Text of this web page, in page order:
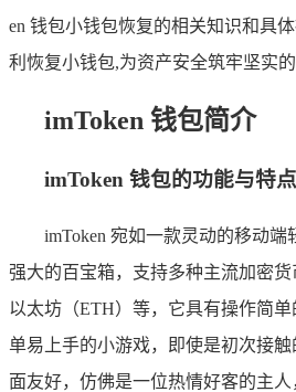
en 钱包小钱包恢复的相关知识和具
利恢复小钱包,为资产安全筑牢坚实的
imToken 钱包简介
imToken 钱包的功能与特点
imToken 宛如一款灵动的移动
强大的百宝箱，支持多种主流加密货
以太坊（ETH）等，它具有操作简
单易上手的小游戏，即使是初次接
面友好，仿佛是一位热情好客的主